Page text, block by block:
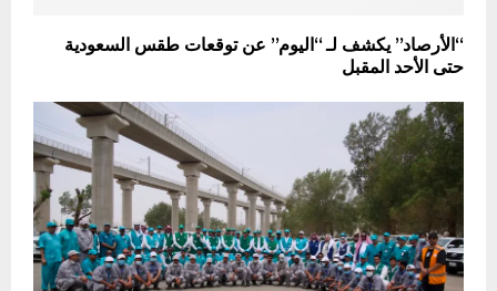
“الأرصاد” يكشف لـ “اليوم” عن توقعات طقس السعودية
حتى الأحد المقبل